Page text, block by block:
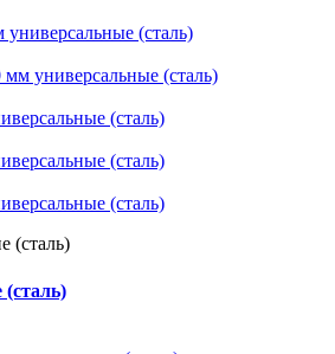
(сталь)
универсальные (сталь)
(сталь)
(сталь)
(сталь)